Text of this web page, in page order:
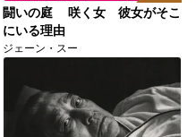
闘いの庭 咲く女 彼女がそこ
にいる理由
ジェーン・スー